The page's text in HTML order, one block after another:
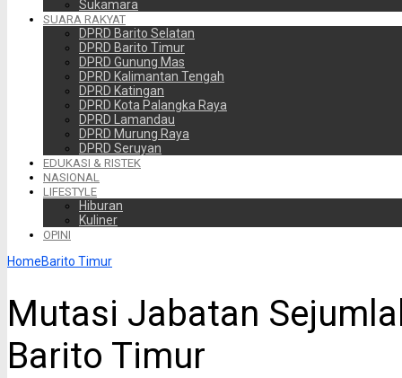
Sukamara
SUARA RAKYAT
DPRD Barito Selatan
DPRD Barito Timur
DPRD Gunung Mas
DPRD Kalimantan Tengah
DPRD Katingan
DPRD Kota Palangka Raya
DPRD Lamandau
DPRD Murung Raya
DPRD Seruyan
EDUKASI & RISTEK
NASIONAL
LIFESTYLE
Hiburan
Kuliner
OPINI
HomeBarito Timur
Mutasi Jabatan
Barito Timur